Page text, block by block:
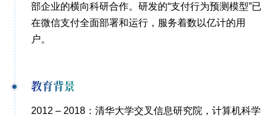
部企业的横向科研合作。研发的“支付行为预测模型”已
在微信支付全面部署和运行，服务着数以亿计的用
户。
教育背景
2012 – 2018：清华大学交叉信息研究院，计算机科学